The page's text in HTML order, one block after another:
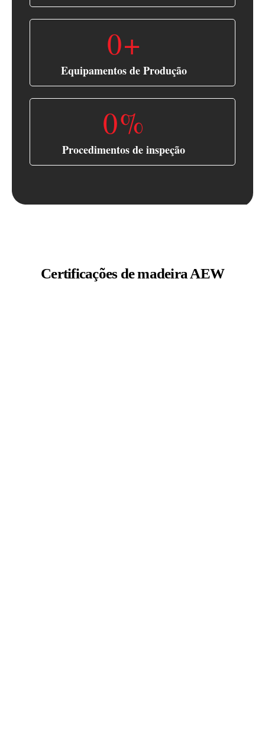
Equipamentos de Produção
0+
Procedimentos de inspeção
0%
Certificações de madeira AEW